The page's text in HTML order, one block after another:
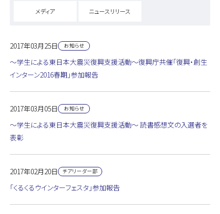
メディア ニュースリリース
2017年03月25日 お知らせ
～学生による東日本大震災復興支援活動～復興庁共催「復興・創生
インターン2016春期」参加報告
2017年03月05日 お知らせ
～学生による東日本大震災復興支援活動～ 読書感想文の入選者を
表彰
2017年02月20日 チアリーダー部
「くるくるウインターフェスタ」参加報告